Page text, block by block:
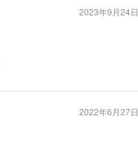
2023年9月24日
2022年6月27日